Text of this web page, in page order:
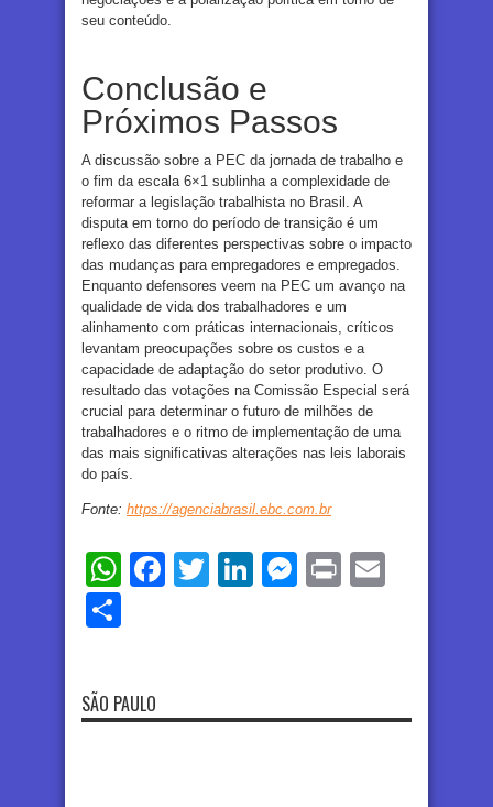
seu conteúdo.
Conclusão e
Próximos Passos
A discussão sobre a PEC da jornada de trabalho e
o fim da escala 6×1 sublinha a complexidade de
reformar a legislação trabalhista no Brasil. A
disputa em torno do período de transição é um
reflexo das diferentes perspectivas sobre o impacto
das mudanças para empregadores e empregados.
Enquanto defensores veem na PEC um avanço na
qualidade de vida dos trabalhadores e um
alinhamento com práticas internacionais, críticos
levantam preocupações sobre os custos e a
capacidade de adaptação do setor produtivo. O
resultado das votações na Comissão Especial será
crucial para determinar o futuro de milhões de
trabalhadores e o ritmo de implementação de uma
das mais significativas alterações nas leis laborais
do país.
Fonte: https://agenciabrasil.ebc.com.br
WhatsApp
Facebook
TwitterLinkedIn
Messenger
Print
SÃO PAULO